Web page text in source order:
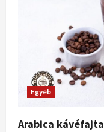
Egyéb
Arabica kávéfajta